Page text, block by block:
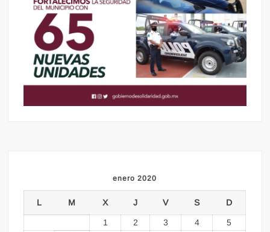
enero 2020
L M X J V S D
1 2 3 4
5